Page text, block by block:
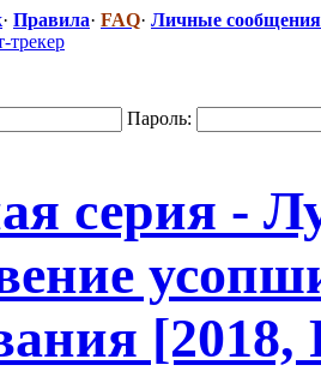
· Правила· FAQ· Личные сообщения
Пароль:
серия -